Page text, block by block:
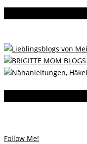
Follow Me!